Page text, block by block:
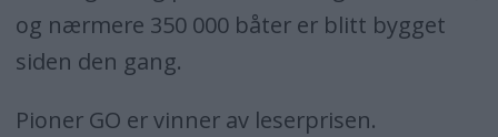
og nærmere 350 000 båter er blitt bygget
siden den gang.
Pioner GO er vinner av leserprisen.